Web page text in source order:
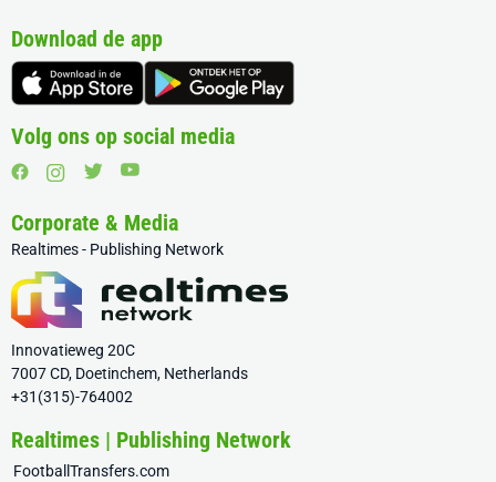
Download de app
Volg ons op social media
Corporate & Media
Realtimes - Publishing Network
Innovatieweg 20C
7007 CD, Doetinchem, Netherlands
+31(315)-764002
Realtimes | Publishing Network
FootballTransfers.com